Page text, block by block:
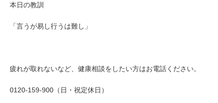
本日の教訓
「言うが易し行うは難し」
疲れが取れないなど、健康相談をしたい方はお電話ください。
0120-159-900（日・祝定休日）